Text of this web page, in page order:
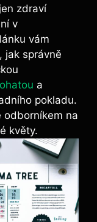
zdraví
​v
vám
jak správně
a
pokladu.
⁣odborníkem na
květy.